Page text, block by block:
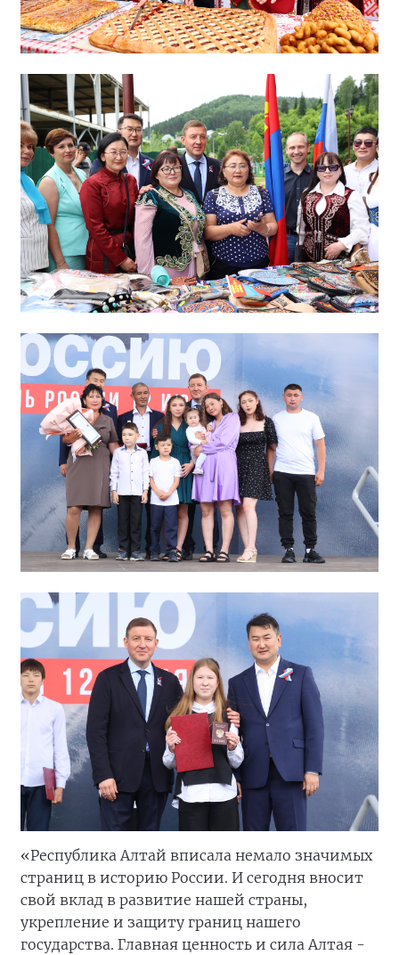
«Республика Алтай вписала немало значимых
страниц в историю России. И сегодня вносит
свой вклад в развитие нашей страны,
укрепление и защиту границ нашего
государства. Главная ценность и сила Алтая -